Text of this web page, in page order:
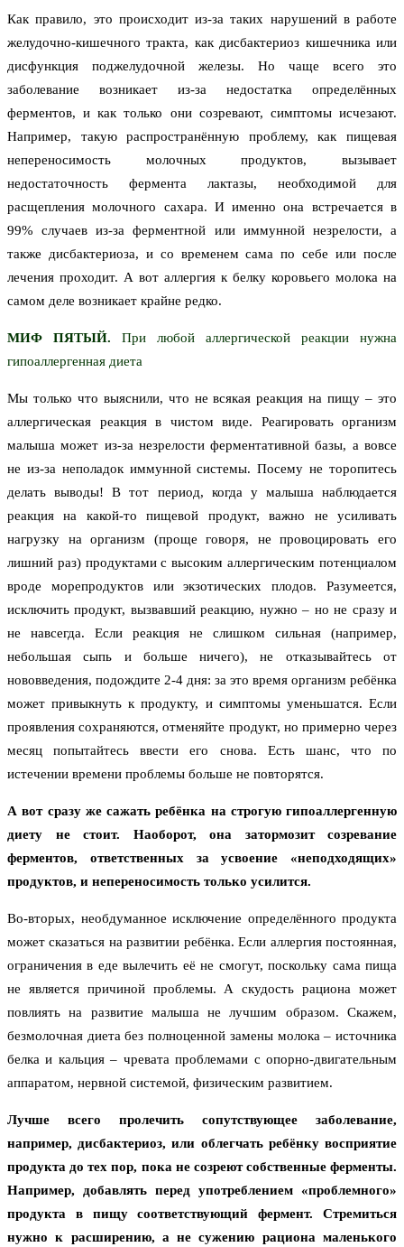
Как правило, это происходит из-за таких нарушений в работе
желудочно-кишечного тракта, как дисбактериоз кишечника или
дисфункция поджелудочной железы. Но чаще всего это
заболевание возникает из-за недостатка определённых
ферментов, и как только они созревают, симптомы исчезают.
Например, такую распространённую проблему, как пищевая
непереносимость молочных продуктов, вызывает
недостаточность фермента лактазы, необходимой для
расщепления молочного сахара. И именно она встречается в
99% случаев из-за ферментной или иммунной незрелости, а
также дисбактериоза, и со временем сама по себе или после
лечения проходит. А вот аллергия к белку коровьего молока на
самом деле возникает крайне редко.
МИФ ПЯТЫЙ. При любой аллергической реакции нужна
гипоаллергенная диета
Мы только что выяснили, что не всякая реакция на пищу – это
аллергическая реакция в чистом виде. Реагировать организм
малыша может из-за незрелости ферментативной базы, а вовсе
не из-за неполадок иммунной системы. Посему не торопитесь
делать выводы! В тот период, когда у малыша наблюдается
реакция на какой-то пищевой продукт, важно не усиливать
нагрузку на организм (проще говоря, не провоцировать его
лишний раз) продуктами с высоким аллергическим потенциалом
вроде морепродуктов или экзотических плодов. Разумеется,
исключить продукт, вызвавший реакцию, нужно – но не сразу и
не навсегда. Если реакция не слишком сильная (например,
небольшая сыпь и больше ничего), не отказывайтесь от
нововведения, подождите 2-4 дня: за это время организм ребёнка
может привыкнуть к продукту, и симптомы уменьшатся. Если
проявления сохраняются, отменяйте продукт, но примерно через
месяц попытайтесь ввести его снова. Есть шанс, что по
истечении времени проблемы больше не повторятся.
А вот сразу же сажать ребёнка на строгую гипоаллергенную
диету не стоит. Наоборот, она затормозит созревание
ферментов, ответственных за усвоение «неподходящих»
продуктов, и непереносимость только усилится.
Во-вторых, необдуманное исключение определённого продукта
может сказаться на развитии ребёнка. Если аллергия постоянная,
ограничения в еде вылечить её не смогут, поскольку сама пища
не является причиной проблемы. А скудость рациона может
повлиять на развитие малыша не лучшим образом. Скажем,
безмолочная диета без полноценной замены молока – источника
белка и кальция – чревата проблемами с опорно-двигательным
аппаратом, нервной системой, физическим развитием.
Лучше всего пролечить сопутствующее заболевание,
например, дисбактериоз, или облегчать ребёнку восприятие
продукта до тех пор, пока не созреют собственные ферменты.
Например, добавлять перед употреблением «проблемного»
продукта в пищу соответствующий фермент. Стремиться
нужно к расширению, а не сужению рациона маленького